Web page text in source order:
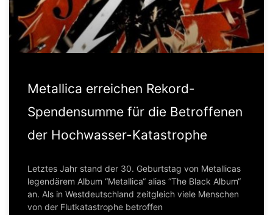
Metallica erreichen Rekord-
Spendensumme für die Betroffenen
der Hochwasser-Katastrophe
Letztes Jahr stand der 30. Geburtstag von Metallicas
legendärem Album “Metallica“ alias “The Black Album“
an. Als in Westdeutschland zeitgleich viele Menschen
von der Flutkatastrophe betroffen